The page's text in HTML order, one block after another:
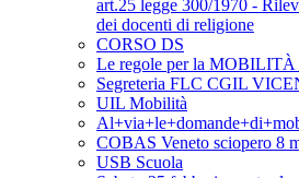
art.25 legge 300/1970 -
dei docenti di religione
CORSO DS
Le regole per la MOBILITÀ
Segreteria FLC CGIL
UIL Mobilità
COBAS Veneto sciopero 8
USB Scuola